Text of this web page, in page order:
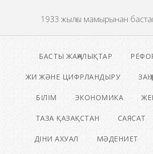
1933 жылғы мамырынан
БАСТЫ ЖАҢАЛЫҚТАР
ЖИ ЖӘНЕ ЦИФРЛАНДЫРУ
БІЛІМ ЭКОНОМИКА
ТАЗА ҚАЗАҚСТАН САЯСАТ
ДІНИ АХУАЛ МӘДЕНИЕТ